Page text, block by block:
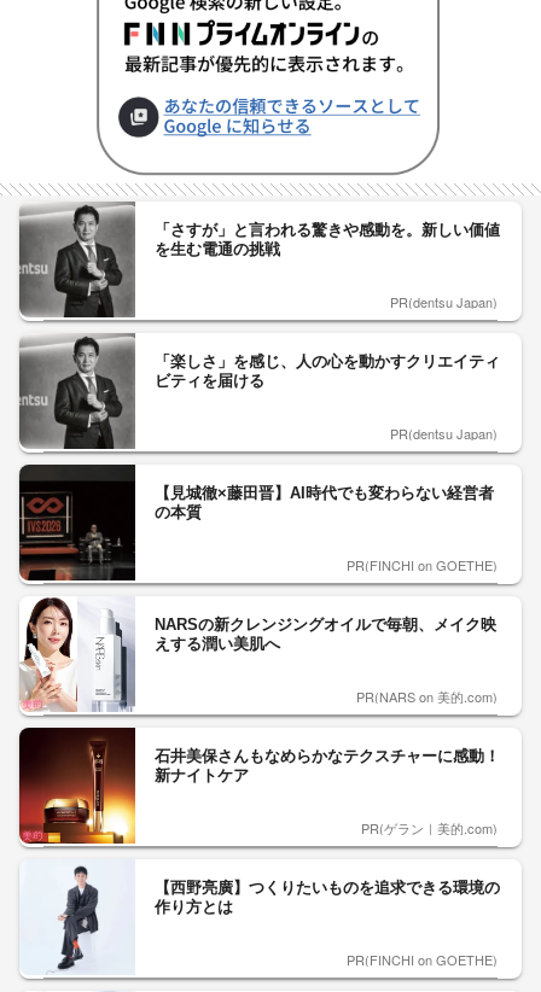
「さすが」と言われる驚きや感動を。新しい価値
を生む電通の挑戦
PR(dentsu Japan)
「楽しさ」を感じ、人の心を動かすクリエイティ
ビティを届ける
PR(dentsu Japan)
【見城徹×藤田晋】AI時代でも変わらない経営者
の本質
PR(FINCHI on GOETHE)
NARSの新クレンジングオイルで毎朝、メイク映
えする潤い美肌へ
PR(NARS on 美的.com)
石井美保さんもなめらかなテクスチャーに感動！
新ナイトケア
PR(ゲラン｜美的.com)
【西野亮廣】つくりたいものを追求できる環境の
作り方とは
PR(FINCHI on GOETHE)